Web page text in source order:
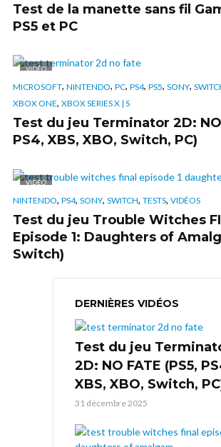
Test de la manette sans fil
PS5 et PC
VIDÉO
MICROSOFT, NINTENDO, PC, PS4, PS5, SONY,
XBOX ONE, XBOX SERIES X | S
Test du jeu Terminator 2D: NO
PS4, XBS, XBO, Switch, PC)
VIDÉO
NINTENDO, PS4, SONY, SWITCH, TESTS, VIDÉOS
Test du jeu Trouble Witches
Episode 1: Daughters of
Switch)
DERNIÈRES VIDÉOS
Test du jeu
2D: NO FATE (PS5,
XBS, XBO, Switch,
31 décembre 2025